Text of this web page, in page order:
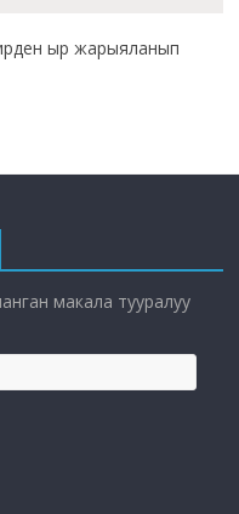
ыр жарыяланып
макала тууралуу